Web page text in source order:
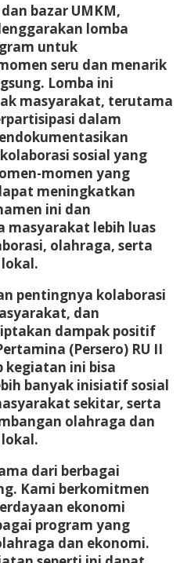
bazar UMKM,
lomba
untuk
seru dan menarik
Lomba ini
masyarakat, terutama
dalam
sosial yang
momen yang
meningkatkan
ini dan
masyarakat lebih luas
olahraga, serta
pentingnya kolaborasi
dan
dampak positif
(Persero) RU II
kegiatan ini bisa
banyak inisiatif sosial
sekitar, serta
olahraga dan
dari berbagai
Kami berkomitmen
ekonomi
program yang
dan ekonomi.